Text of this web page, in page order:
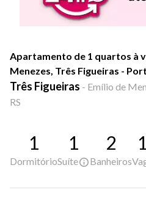
Apartamento de 1 quartos à
Menezes, Três Figueiras -
Três Figueiras - Emílio de
RS
1
Dormitório
1
Suíte
2
Banheiros